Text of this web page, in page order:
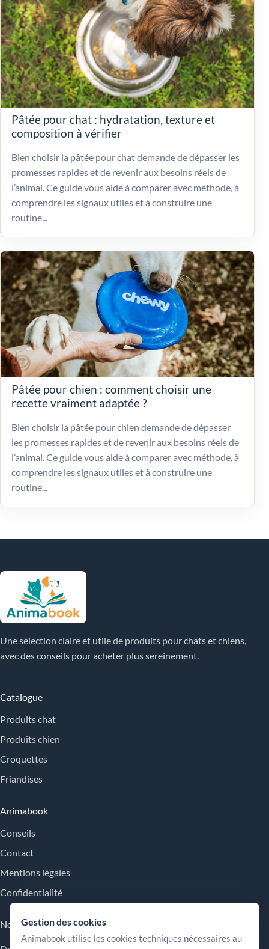
Pâtée pour chat : hydratation, texture et
composition à vérifier
Bien choisir la pâtée pour chat demande de dépasser les
promesses rapides et de revenir aux besoins réels de
l’animal. Ce guide vous aide à comparer avec méthode, à
comprendre les signaux utiles et à construire une
routine...
Pâtée pour chien : comment choisir une
recette vraiment adaptée ?
Bien choisir la pâtée pour chien demande de dépasser
les promesses rapides et de revenir aux besoins réels de
l’animal. Ce guide vous aide à comparer avec méthode, à
comprendre les signaux utiles et à construire une
routine...
Une sélection claire et utile de produits pour chats et chiens,
avec des conseils pour acheter plus sereinement.
Catalogue
Produits chat
Produits chien
Croquettes
Friandises
Animabook
Conseils
Contact
Mentions légales
Confidentialité
Nos engagements
Gestion des cookies
Animabook utilise les cookies techniques nécessaires au